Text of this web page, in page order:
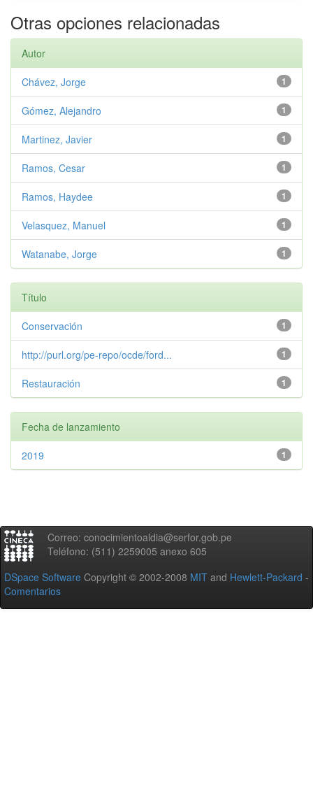
Otras opciones relacionadas
Autor
1
Chávez, Jorge
1
Gómez, Alejandro
1
Martinez, Javier
1
Ramos, Cesar
1
Ramos, Haydee
1
Velasquez, Manuel
1
Watanabe, Jorge
Título
1
Conservación
1
http://purl.org/pe-repo/ocde/ford...
1
Restauración
Fecha de lanzamiento
1
2019
Correo: conocimientoaldia@serfor.gob.pe
Teléfono: (511) 2259005 anexo 605
DSpace Software Copyright © 2002-2008 MIT and Hewlett-Packard -
Comentarios